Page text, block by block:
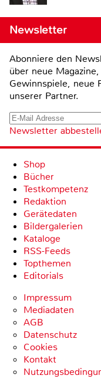
Newsletter
Abonniere den
über neue
Gewinnspiele, neue
unserer Partner.
Newsletter
Shop
Bücher
Testkompetenz
Redaktion
Gerätedaten
Bildergalerien
Kataloge
RSS-Feeds
Topthemen
Editorials
Impressum
Mediadaten
AGB
Datenschutz
Cookies
Kontakt